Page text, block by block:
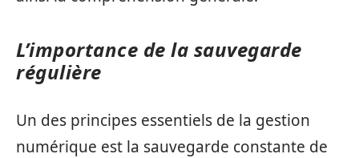
L’importance de la sauvegarde
régulière
Un des principes essentiels de la gestion
numérique est la sauvegarde constante de